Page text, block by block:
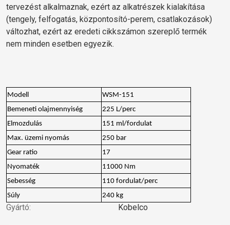
tervezést alkalmaznak, ezért az alkatrészek kialakítása
(tengely, felfogatás, központosító-perem, csatlakozások)
változhat, ezért az eredeti cikkszámon szereplő termék
nem minden esetben egyezik.
Modell
WSM-151
Bemeneti olajmennyiség
225 L/perc
Elmozdulás
151 ml/fordulat
Max. üzemi nyomás
250 bar
Gear ratio
17
Nyomaték
11000 Nm
Sebesség
110 fordulat/perc
Súly
240 kg
Gyártó: Kobelco